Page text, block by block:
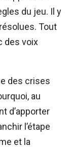
du jeu. Il y
Tout
des voix
des crises
au
d’apporter
l’étape
et la